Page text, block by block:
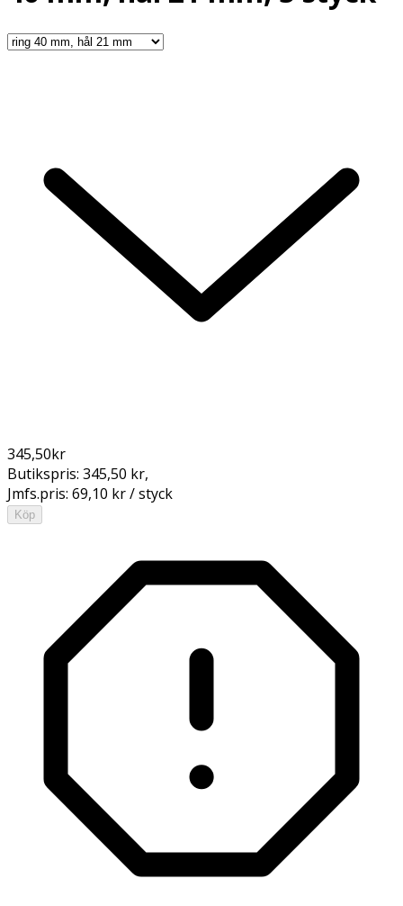
345,50kr
Butikspris: 345,50 kr,
Jmfs.pris: 69,10 kr / styck
Köp